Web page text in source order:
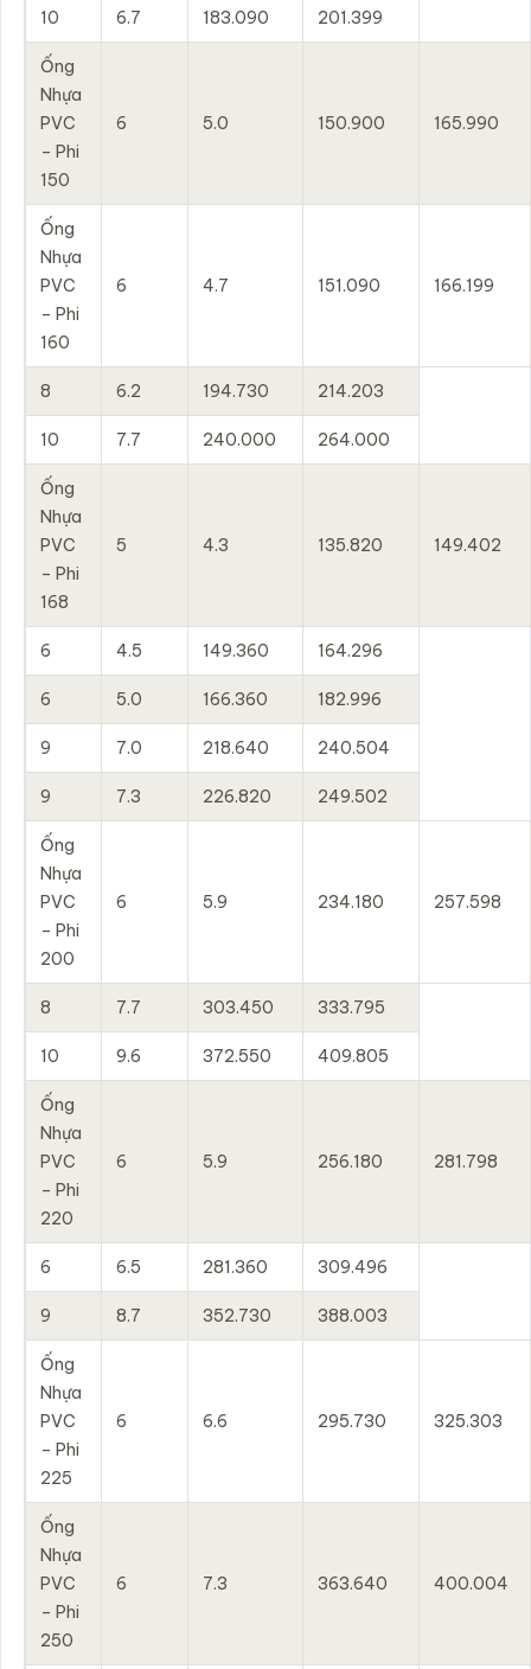
10 6.7 183.090 201.399
Ống
Nhựa
PVC
– Phi
150
6 5.0 150.900 165.990
Ống
Nhựa
PVC
– Phi
160
6 4.7 151.090 166.199
8 6.2 194.730 214.203
10 7.7 240.000 264.000
Ống
Nhựa
PVC
– Phi
168
5 4.3 135.820 149.402
6 4.5 149.360 164.296
6 5.0 166.360 182.996
9 7.0 218.640 240.504
9 7.3 226.820 249.502
Ống
Nhựa
PVC
– Phi
200
6 5.9 234.180 257.598
8 7.7 303.450 333.795
10 9.6 372.550 409.805
Ống
Nhựa
PVC
– Phi
220
6 5.9 256.180 281.798
6 6.5 281.360 309.496
9 8.7 352.730 388.003
Ống
Nhựa
PVC
– Phi
225
6 6.6 295.730 325.303
Ống
Nhựa
PVC
– Phi
250
6 7.3 363.640 400.004